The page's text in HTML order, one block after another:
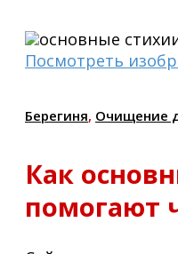
Посмотреть
Берегиня, Очищение
Как
помогают